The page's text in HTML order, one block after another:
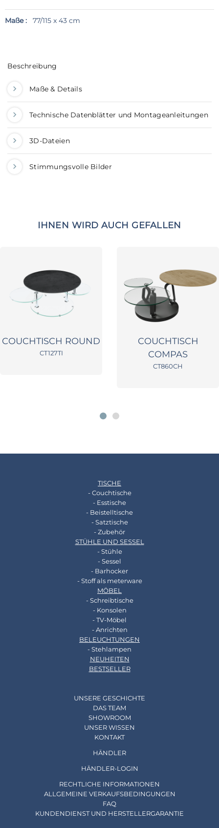
Maße : 77/115 x 43 cm
Beschreibung
Maße & Details
Technische Datenblätter und Montageanleitungen
3D-Dateien
Stimmungsvolle Bilder
IHNEN WIRD AUCH GEFALLEN
COUCHTISCH ROUND
CT127TI
COUCHTISCH
COMPAS
CT860CH
TISCHE
- Couchtische
- Esstische
- Beistelltische
- Satztische
- Zubehör
STÜHLE UND SESSEL
- Stühle
- Sessel
- Barhocker
- Stoff als meterware
MÖBEL
- Schreibtische
- Konsolen
- TV-Möbel
- Anrichten
BELEUCHTUNGEN
- Stehlampen
NEUHEITEN
BESTSELLER
UNSERE GESCHICHTE
DAS TEAM
SHOWROOM
UNSER WISSEN
KONTAKT
HÄNDLER
HÄNDLER-LOGIN
RECHTLICHE INFORMATIONEN
ALLGEMEINE VERKAUFSBEDINGUNGEN
FAQ
KUNDENDIENST UND HERSTELLERGARANTIE